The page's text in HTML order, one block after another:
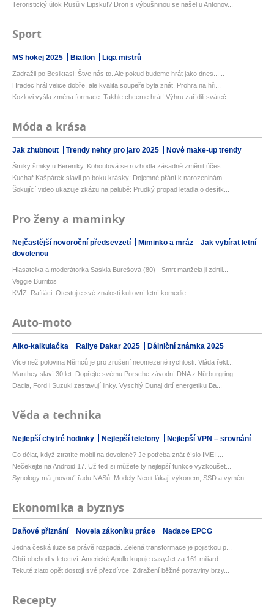
Teroristický útok Rusů v Lipsku!? Dron s výbušninou se našel u Antonov...
Sport
MS hokej 2025 Biatlon Liga mistrů
Zadražil po Besiktasi: Štve nás to. Ale pokud budeme hrát jako dnes......
Hradec hrál velice dobře, ale kvalita soupeře byla znát. Prohra na hři...
Kozlovi vyšla změna formace: Takhle chceme hrát! Výhru zařídili sváteč...
Móda a krása
Jak zhubnout Trendy nehty pro jaro 2025 Nové make-up trendy
Šmiky šmiky u Bereniky. Kohoutová se rozhodla zásadně změnit účes
Kuchař Kašpárek slavil po boku krásky: Dojemné přání k narozeninám
Šokující video ukazuje zkázu na palubě: Prudký propad letadla o desítk...
Pro ženy a maminky
Nejčastější novoroční předsevzetí Miminko a mráz
Jak vybírat letní
dovolenou
Hlasatelka a moderátorka Saskia Burešová (80) - Smrt manžela ji zdrtil...
Veggie Burritos
KVÍZ: Rafťáci. Otestujte své znalosti kultovní letní komedie
Auto-moto
Alko-kalkulačka Rallye Dakar 2025 Dálniční známka 2025
Více než polovina Němců je pro zrušení neomezené rychlosti. Vláda řekl...
Manthey slaví 30 let: Dopřejte svému Porsche závodní DNA z Nürburgring...
Dacia, Ford i Suzuki zastavují linky. Vyschlý Dunaj drtí energetiku Ba...
Věda a technika
Nejlepší chytré hodinky Nejlepší telefony Nejlepší VPN – srovnání
Co dělat, když ztratíte mobil na dovolené? Je potřeba znát číslo IMEI ...
Nečekejte na Android 17. Už teď si můžete ty nejlepší funkce vyzkoušet...
Synology má „novou“ řadu NASů. Modely Neo+ lákají výkonem, SSD a vyměn...
Ekonomika a byznys
Daňové přiznání Novela zákoníku práce Nadace EPCG
Jedna česká iluze se právě rozpadá. Zelená transformace je pojistkou p...
Obří obchod v letectví. Americké Apollo kupuje easyJet za 161 miliard ...
Tekuté zlato opět dostojí své přezdívce. Zdražení běžné potraviny brzy...
Recepty